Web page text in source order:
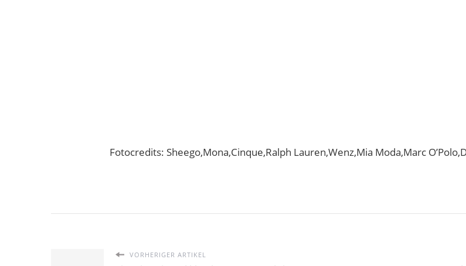
Fotocredits: Sheego,Mona,Cinque,Ralph Lauren,Wenz,Mia Moda,Marc
VORHERIGER ARTIKEL